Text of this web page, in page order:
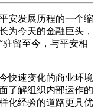
安发展历程的一个缩
为今天的金融巨头，
留至今，与平安相
快速变化的商业环境
了解组织内部运作的
化经验的道路更具优